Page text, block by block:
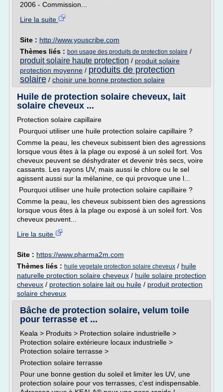
2006 - Commission...
Lire la suite
Site : http://www.youscribe.com
Thèmes liés : bon usage des produits de protection solaire /
produit solaire haute protection / produit solaire
protection moyenne / produits de protection
solaire / choisir une bonne protection solaire
Huile de protection solaire cheveux, lait
solaire cheveux ...
Protection solaire capillaire
Pourquoi utiliser une huile protection solaire capillaire ?
Comme la peau, les cheveux subissent bien des agressions
lorsque vous êtes à la plage ou exposé à un soleil fort. Vos
cheveux peuvent se déshydrater et devenir très secs, voire
cassants. Les rayons UV, mais aussi le chlore ou le sel
agissent aussi sur la mélanine, ce qui provoque une l...
Pourquoi utiliser une huile protection solaire capillaire ?
Comme la peau, les cheveux subissent bien des agressions
lorsque vous êtes à la plage ou exposé à un soleil fort. Vos
cheveux peuvent...
Lire la suite
Site : https://www.pharma2m.com
Thèmes liés : huile vegetale protection solaire cheveux / huile
naturelle protection solaire cheveux / huile solaire protection
cheveux / protection solaire lait ou huile / produit protection
solaire cheveux
Bâche de protection solaire, velum toile
pour terrasse et ...
Keala > Produits > Protection solaire industrielle >
Protection solaire extérieure locaux industrielle >
Protection solaire terrasse >
Protection solaire terrasse
Pour une bonne gestion du soleil et limiter les UV, une
protection solaire pour vos terrasses, c'est indispensable.